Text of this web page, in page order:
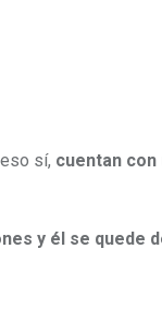
sí, cuentan con
y él se quede